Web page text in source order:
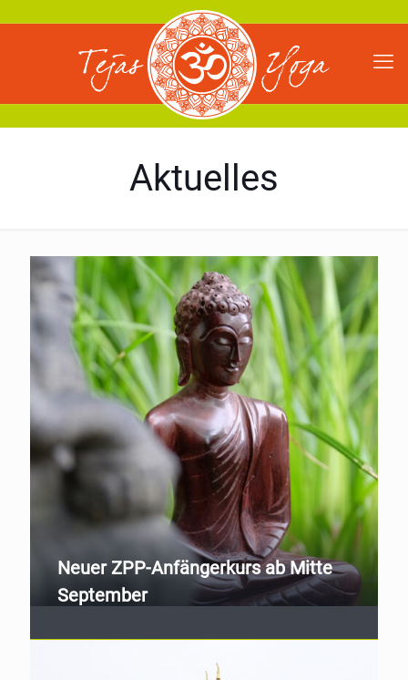
Aktuelles
Neuer ZPP-Anfängerkurs ab Mitte
September